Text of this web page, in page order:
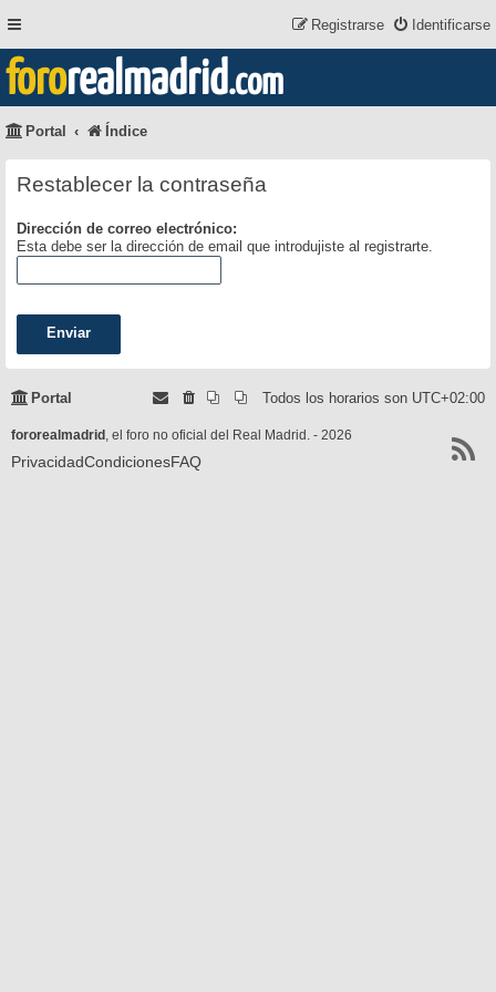
Identificarse
Registrarse
fororealmadrid.com
Portal Índice
Restablecer la contraseña
Dirección de correo electrónico:
Esta debe ser la dirección de email que introdujiste al registrarte.
Portal Todos los horarios son UTC+02:00
fororealmadrid , el foro no oficial del Real Madrid. - 2026
PrivacidadCondicionesFAQ